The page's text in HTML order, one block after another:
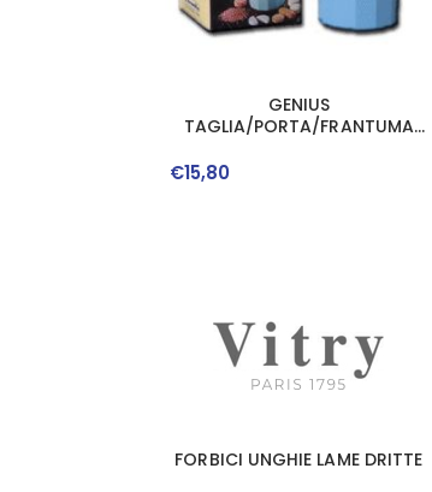
GENIUS
TAGLIA/PORTA/FRANTUMA
€15,80
FORBICI UNGHIE LAME DRITTE